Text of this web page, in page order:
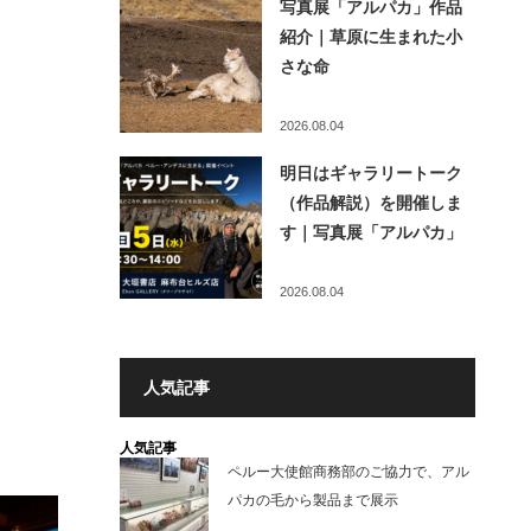
写真展「アルパカ」作品
紹介｜草原に生まれた小
さな命
2026.08.04
明日はギャラリートーク
（作品解説）を開催しま
す｜写真展「アルパカ」
2026.08.04
人気記事
人気記事
ペルー大使館商務部のご協力で、アル
パカの毛から製品まで展示